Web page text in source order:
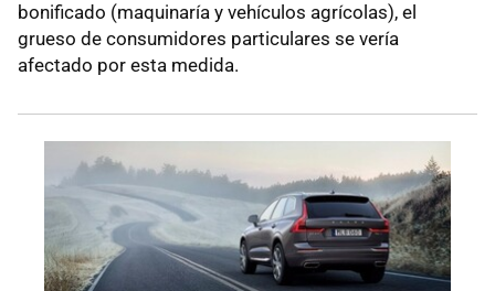
bonificado (maquinaría y vehículos agrícolas), el
grueso de consumidores particulares se vería
afectado por esta medida.